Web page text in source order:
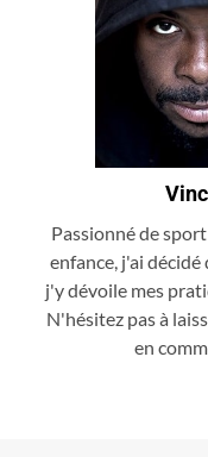
Passionné de
enfance, j'ai
j'y dévoile mes
N'hésitez pas à
en